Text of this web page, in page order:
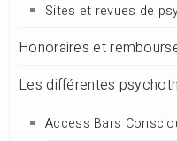
Sites et revues de
Honoraires et
Les différentes
Access Bars